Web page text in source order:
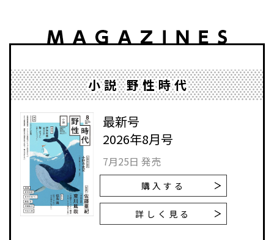
小説 野性時代
最新号
2026年8月号
7月25日 発売
購入する
詳しく見る